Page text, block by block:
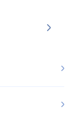
을 줄이고 학부모님을
추가로 알려준 응대 tip
을 숙지하여 좀 더 전문
다.꼬망세 AI학부모 응